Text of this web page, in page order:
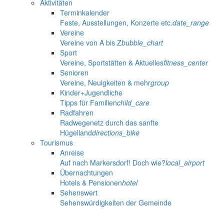
Aktivitäten
Terminkalender
Feste, Ausstellungen, Konzerte etc.date_range
Vereine
Vereine von A bis Zbubble_chart
Sport
Vereine, Sportstätten & Aktuellesfitness_center
Senioren
Vereine, Neuigkeiten & mehrgroup
Kinder+Jugendliche
Tipps für Familienchild_care
Radfahren
Radwegenetz durch das sanfte
Hügellanddirections_bike
Tourismus
Anreise
Auf nach Markersdorf! Doch wie?local_airport
Übernachtungen
Hotels & Pensionenhotel
Sehenswert
Sehenswürdigkeiten der Gemeinde